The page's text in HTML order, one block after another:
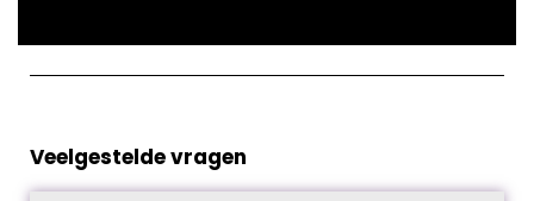
Veelgestelde vragen